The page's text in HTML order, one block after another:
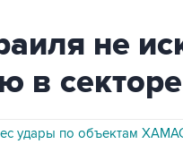
не
в
удары по объектам